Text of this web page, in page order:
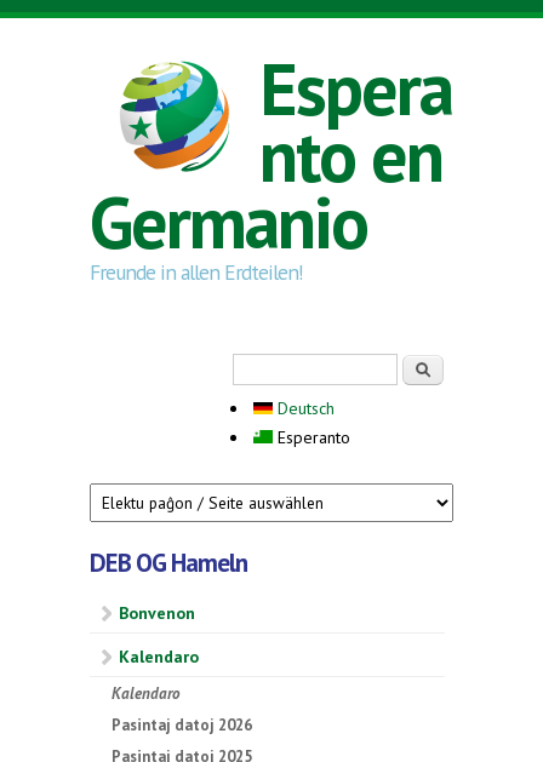
Skip to main content
Espera
nto en
Germanio
Freunde in allen Erdteilen!
Deutsch
Esperanto
DEB OG Hameln
Bonvenon
Kalendaro
Kalendaro
Pasintaj datoj 2026
Pasintaj datoj 2025